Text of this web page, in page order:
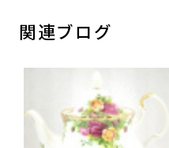
関連ブログ